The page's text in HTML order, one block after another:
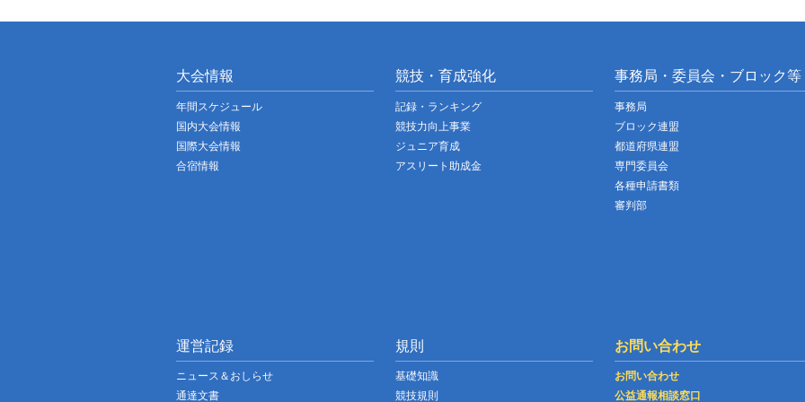
大会情報
年間スケジュール
国内大会情報
国際大会情報
合宿情報
競技・育成強化
記録・ランキング
競技力向上事業
ジュニア育成
アスリート助成金
事務局・委員会・ブロック等
事務局
ブロック連盟
都道府県連盟
専門委員会
各種申請書類
審判部
運営記録
ニュース＆おしらせ
通達文書
規則
基礎知識
競技規則
お問い合わせ
お問い合わせ
公益通報相談窓口